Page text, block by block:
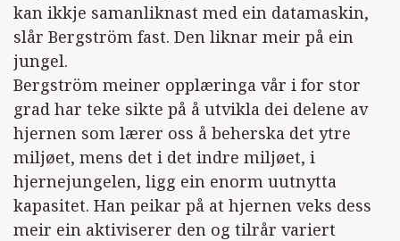
kan ikkje samanliknast med ein datamaskin,
slår Bergström fast. Den liknar meir på ein
jungel.
Bergström meiner opplæringa vår i for stor
grad har teke sikte på å utvikla dei delene av
hjernen som lærer oss å beherska det ytre
miljøet, mens det i det indre miljøet, i
hjernejungelen, ligg ein enorm uutnytta
kapasitet. Han peikar på at hjernen veks dess
meir ein aktiviserer den og tilrår variert